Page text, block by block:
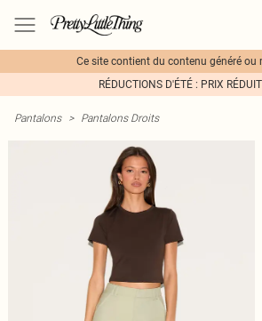
Ce site contient du contenu généré ou
RÉDUCTIONS D'ÉTÉ : PRIX
Pantalons > Pantalons Droits